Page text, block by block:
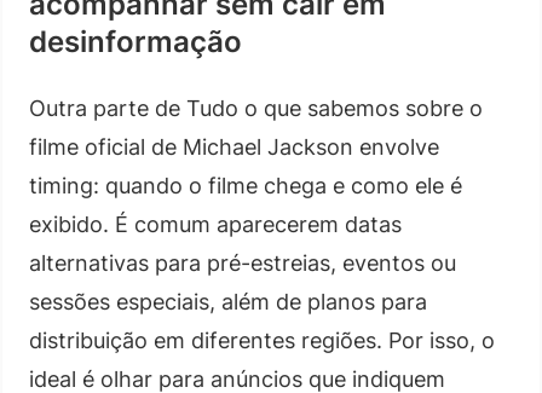
desinformação
Outra parte de Tudo o que sabemos sobre o
filme oficial de Michael Jackson envolve
timing: quando o filme chega e como ele é
exibido. É comum aparecerem datas
alternativas para pré-estreias, eventos ou
sessões especiais, além de planos para
distribuição em diferentes regiões. Por isso, o
ideal é olhar para anúncios que indiquem